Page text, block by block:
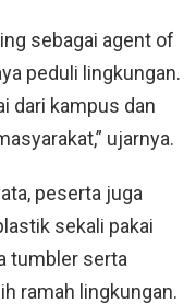
sebagai agent of
peduli lingkungan.
dari kampus dan
ujarnya.
peserta juga
sekali pakai
tumbler serta
ramah lingkungan.